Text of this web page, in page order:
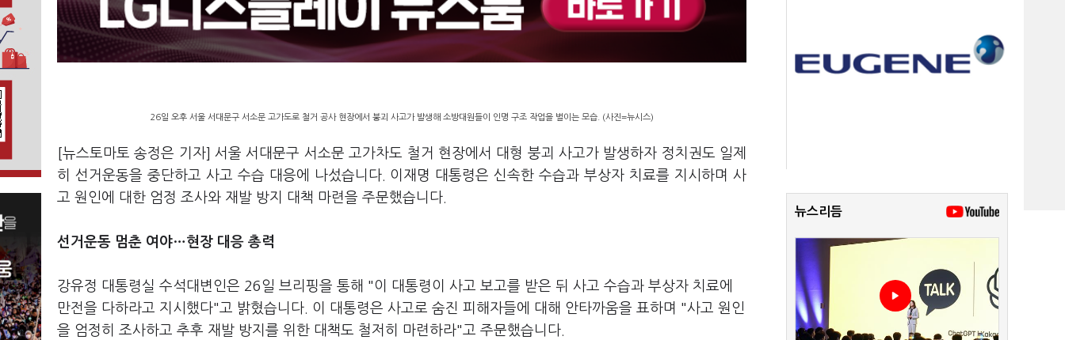
26일 오후 서울 서대문구 서소문 고가도로 철거 공사 현장에서 붕괴 사고가 발생해 소방대원들이 인명 구조 작업을 벌이는 모습. (사진=뉴시스)
[뉴스토마토 송정은 기자] 서울 서대문구 서소문 고가차도 철거 현장에서 대형 붕괴 사고가 발생하자 정치권도 일제
히 선거운동을 중단하고 사고 수습 대응에 나섰습니다. 이재명 대통령은 신속한 수습과 부상자 치료를 지시하며 사
고 원인에 대한 엄정 조사와 재발 방지 대책 마련을 주문했습니다.
선거운동 멈춘 여야…현장 대응 총력
강유정 대통령실 수석대변인은 26일 브리핑을 통해 "이 대통령이 사고 보고를 받은 뒤 사고 수습과 부상자 치료에
만전을 다하라고 지시했다"고 밝혔습니다. 이 대통령은 사고로 숨진 피해자들에 대해 안타까움을 표하며 "사고 원인
을 엄정히 조사하고 추후 재발 방지를 위한 대책도 철저히 마련하라"고 주문했습니다.
뉴스리듬